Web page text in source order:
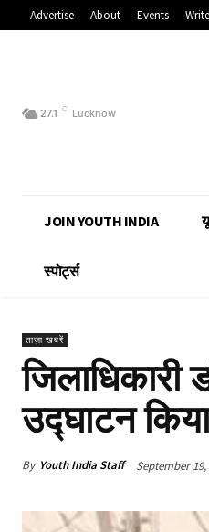
Advertise About Events
27.1 C Lucknow
JOIN YOUTH INDIA
स्पोर्ट्स
ताज़ा खबरें
जिलाधिकारी
उद्घाटन किया
By Youth India Staff September 19,